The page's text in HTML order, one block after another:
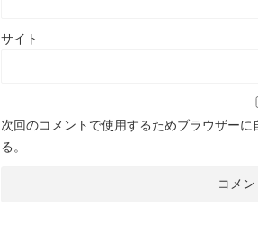
サイト
次回のコメントで使用するためブラウザー
る。